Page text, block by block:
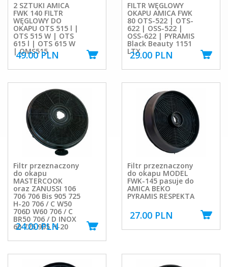
2 SZTUKI AMICA
FWK 140 FILTR
WĘGLOWY DO
OKAPU OTS 515 l |
OTS 515 W | OTS
615 l | OTS 615 W
| OMS515
49.00 PLN
FILTR WĘGLOWY
OKAPU AMICA FWK
80 OTS-522 | OTS-
622 | OSS-522 |
OSS-622 | PYRAMIS
Black Beauty 1151
LTX
29.00 PLN
Filtr przeznaczony
do okapu
MASTERCOOK
oraz ZANUSSI 106
706 706 Bis 905 725
H-20 706 / C W50
706D W60 706 / C
BR50 706 / D INOX
60 725 905 H-20
24.00 PLN
Filtr przeznaczony
do okapu MODEL
FWK-145 pasuje do
AMICA BEKO
PYRAMIS RESPEKTA
27.00 PLN